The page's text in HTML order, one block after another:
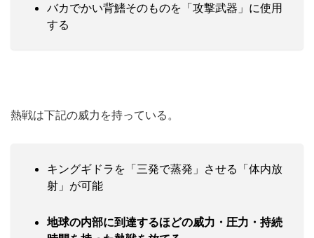
バカでかい背鰭そのものを「攻撃武器」に使用
する
熱戦は下記の威力を持っている。
キングギドラを「三発で蒸発」させる「体内放
射」が可能
地球の内部に到達するほどの威力・圧力・持続